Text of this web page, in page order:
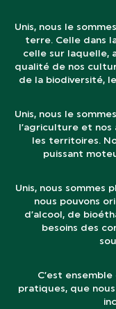
Unis, nous le
terre. Celle dans
celle sur laquelle,
qualité de nos
de la biodiversité,
Unis, nous le
l’agriculture et nos
les territoires.
puissant
Unis, nous sommes
nous pouvons
d’alcool, de
besoins des
C’est
pratiques, que